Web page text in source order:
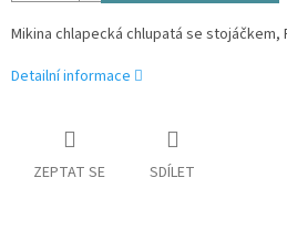
Mikina chlapecká chlupatá se stojáčkem,
Detailní informace
ZEPTAT SE SDÍLET